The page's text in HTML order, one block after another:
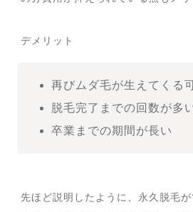
デメリット
再びムダ毛が生えてくる
脱毛完了までの回数が多
卒業までの期間が長い
先ほど説明したように、永久脱毛